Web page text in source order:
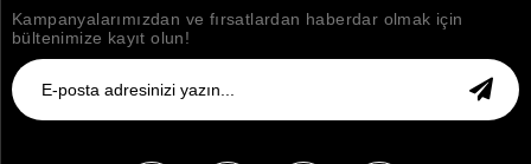
Kampanyalarımızdan ve fırsatlardan haberdar olmak için
bültenimize kayıt olun!